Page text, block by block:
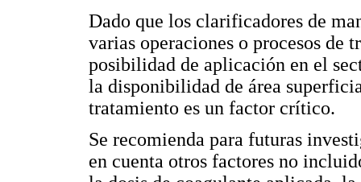
Dado que los clarificadores de
varias operaciones o procesos de
posibilidad de aplicación en el
la disponibilidad de área
tratamiento es un factor crítico.
Se recomienda para futuras
en cuenta otros factores no